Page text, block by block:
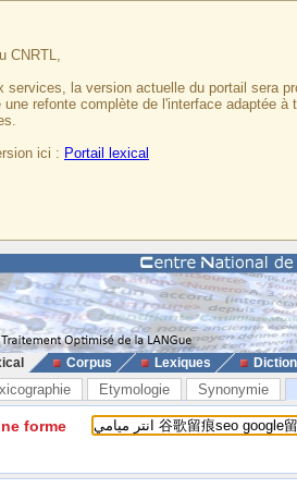
CNRTL,
la version actuelle du portail sera
une refonte complète de l'interface adaptée
ici : Portail lexical
Corpus Lexiques
Etymologie Synonymie
forme